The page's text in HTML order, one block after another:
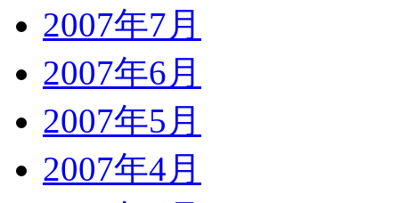
2007年7月
2007年6月
2007年5月
2007年4月